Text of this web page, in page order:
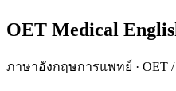
OET Medical
ภาษาอังกฤษการแพทย์ · OET /